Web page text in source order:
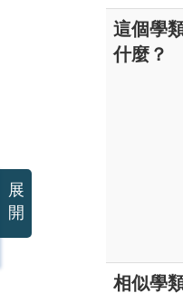
這個學
什麼？
相似學
展
開